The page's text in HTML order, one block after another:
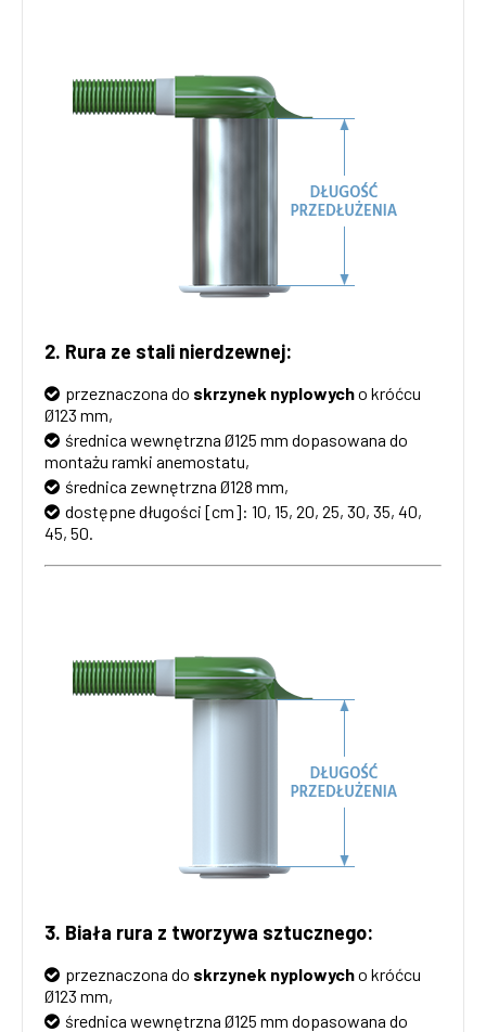
2. Rura ze stali nierdzewnej:
przeznaczona do skrzynek nyplowycho króćcu
Ø123 mm,
średnica wewnętrzna Ø125 mm dopasowana do
montażu ramki anemostatu,
średnica zewnętrzna Ø128 mm,
dostępne długości [cm]: 10, 15, 20, 25, 30, 35, 40,
45, 50.
3. Biała rura z tworzywa sztucznego:
przeznaczona do skrzynek nyplowycho króćcu
Ø123 mm,
średnica wewnętrzna Ø125 mm dopasowana do